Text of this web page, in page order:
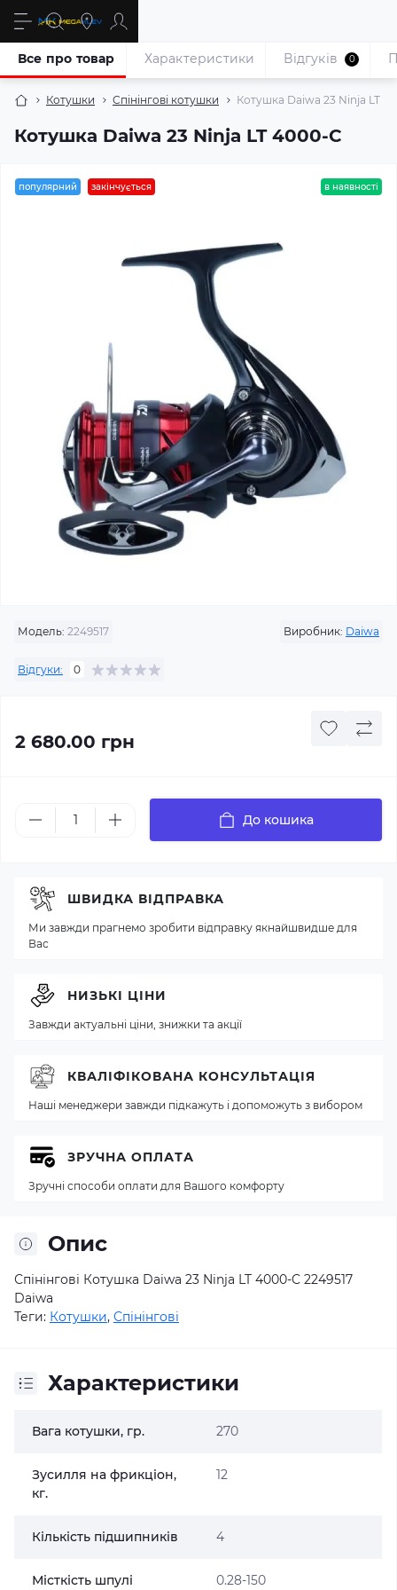
Котушки Спінінгові котушки Котушка Daiwa 23 Ninja LT
Котушка Daiwa 23 Ninja LT 4000-C
Все про товар Характеристики Відгуків 0
популярний закінчується в наявності
Модель: 2249517 Виробник: Daiwa
Відгуки: 0
2 680.00 грн
До кошика
Опис
Спінінгові Котушка Daiwa 23 Ninja LT 4000-C 2249517
Daiwa
Теги: Котушки, Спінінгові
Характеристики
Вага котушки, гр. 270
Зусилля на фрикціон,
кг.
12
Кількість підшипників 4
Місткість шпулі 0.28-150
ШВИДКА ВІДПРАВКА
Ми завжди прагнемо зробити відправку якнайшвидше для
Вас
НИЗЬКІ ЦІНИ
Завжди актуальні ціни, знижки та акції
КВАЛІФІКОВАНА КОНСУЛЬТАЦІЯ
Наші менеджери завжди підкажуть і допоможуть з вибором
ЗРУЧНА ОПЛАТА
Зручні способи оплати для Вашого комфорту